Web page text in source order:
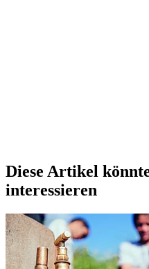
Diese Artikel
interessieren